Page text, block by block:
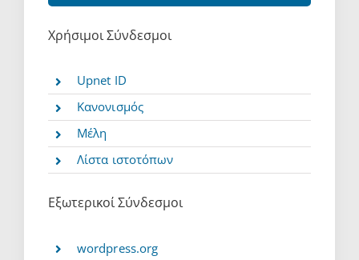
Χρήσιμοι Σύνδεσμοι
Upnet ID
Κανονισμός
Μέλη
Λίστα ιστοτόπων
Εξωτερικοί Σύνδεσμοι
wordpress.org